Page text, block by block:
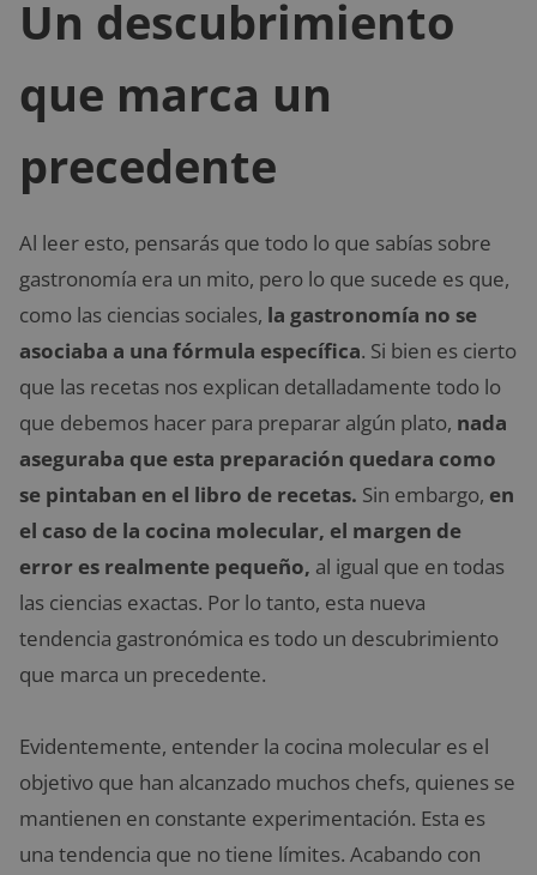
Un descubrimiento
que marca un
precedente
Al leer esto, pensarás que todo lo que sabías sobre
gastronomía era un mito, pero lo que sucede es que,
como las ciencias sociales, la gastronomía no se
asociaba a una fórmula específica. Si bien es cierto
que las recetas nos explican detalladamente todo lo
que debemos hacer para preparar algún plato, nada
aseguraba que esta preparación quedara como
se pintaban en el libro de recetas. Sin embargo, en
el caso de la cocina molecular, el margen de
error es realmente pequeño, al igual que en todas
las ciencias exactas. Por lo tanto, esta nueva
tendencia gastronómica es todo un descubrimiento
que marca un precedente.
Evidentemente, entender la cocina molecular es el
objetivo que han alcanzado muchos chefs, quienes se
mantienen en constante experimentación. Esta es
una tendencia que no tiene límites. Acabando con